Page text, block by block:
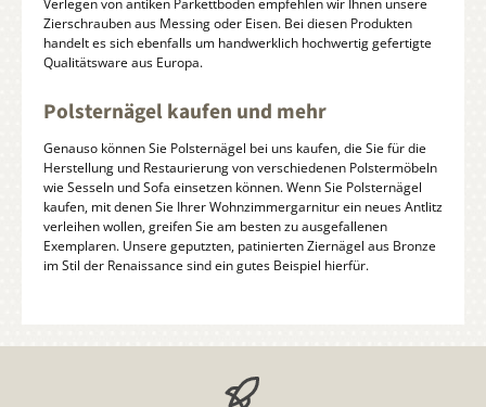
Zierschrauben aus Messing oder Eisen. Bei diesen Produkten
handelt es sich ebenfalls um handwerklich hochwertig gefertigte
Qualitätsware aus Europa.
Polsternägel kaufen und mehr
Genauso können Sie Polsternägel bei uns kaufen, die Sie für die
Herstellung und Restaurierung von verschiedenen Polstermöbeln
wie Sesseln und Sofa einsetzen können. Wenn Sie Polsternägel
kaufen, mit denen Sie Ihrer Wohnzimmergarnitur ein neues Antlitz
verleihen wollen, greifen Sie am besten zu ausgefallenen
Exemplaren. Unsere geputzten, patinierten Ziernägel aus Bronze
im Stil der Renaissance sind ein gutes Beispiel hierfür.